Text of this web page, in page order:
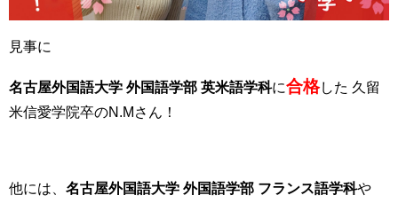
見事に
名古屋外国語大学 外国語学部 英米語学科に合格した 久留
米信愛学院卒のN.Mさん！
他には、 名古屋外国語大学 外国語学部 フランス語学科や